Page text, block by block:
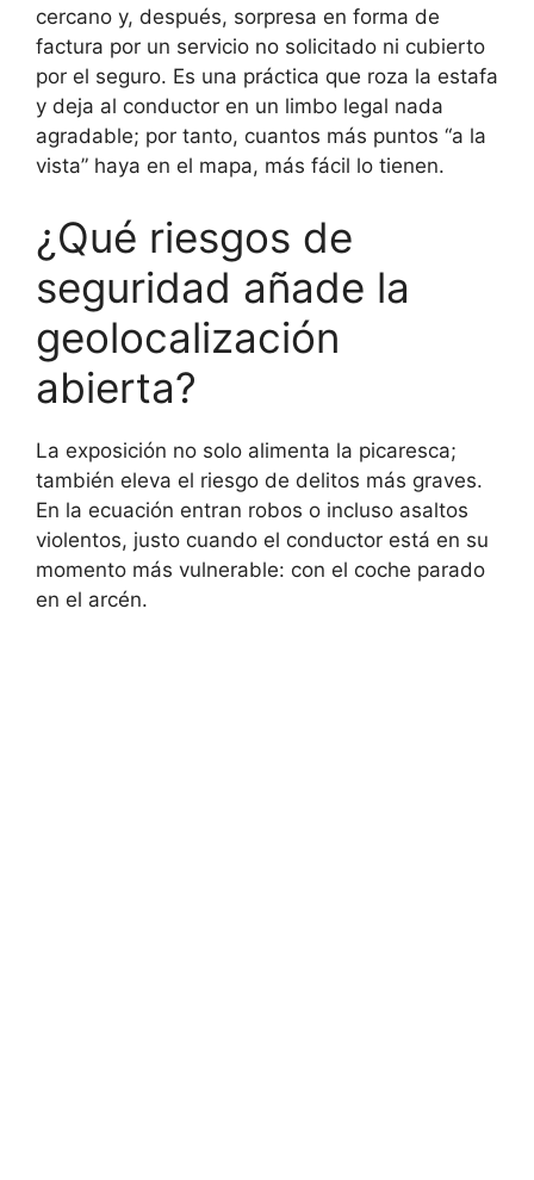
cercano y, después, sorpresa en forma de
factura por un servicio no solicitado ni cubierto
por el seguro. Es una práctica que roza la estafa
y deja al conductor en un limbo legal nada
agradable; por tanto, cuantos más puntos “a la
vista” haya en el mapa, más fácil lo tienen.
¿Qué riesgos de
seguridad añade la
geolocalización
abierta?
La exposición no solo alimenta la picaresca;
también eleva el riesgo de delitos más graves.
En la ecuación entran robos o incluso asaltos
violentos, justo cuando el conductor está en su
momento más vulnerable: con el coche parado
en el arcén.